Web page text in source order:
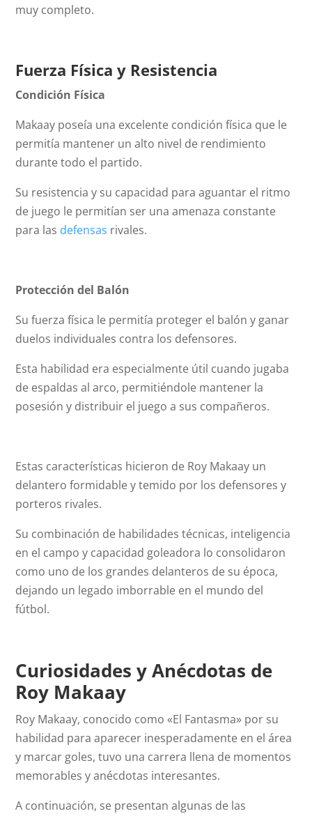
muy completo.
Fuerza Física y Resistencia
Condición Física
Makaay poseía una excelente condición física que le
permitía mantener un alto nivel de rendimiento
durante todo el partido.
Su resistencia y su capacidad para aguantar el ritmo
de juego le permitían ser una amenaza constante
para las defensas rivales.
Protección del Balón
Su fuerza física le permitía proteger el balón y ganar
duelos individuales contra los defensores.
Esta habilidad era especialmente útil cuando jugaba
de espaldas al arco, permitiéndole mantener la
posesión y distribuir el juego a sus compañeros.
Estas características hicieron de Roy Makaay un
delantero formidable y temido por los defensores y
porteros rivales.
Su combinación de habilidades técnicas, inteligencia
en el campo y capacidad goleadora lo consolidaron
como uno de los grandes delanteros de su época,
dejando un legado imborrable en el mundo del
fútbol.
Curiosidades y Anécdotas de
Roy Makaay
Roy Makaay, conocido como «El Fantasma» por su
habilidad para aparecer inesperadamente en el área
y marcar goles, tuvo una carrera llena de momentos
memorables y anécdotas interesantes.
A continuación, se presentan algunas de las